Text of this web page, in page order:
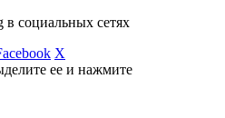
социальных сетях
X
ее и нажмите